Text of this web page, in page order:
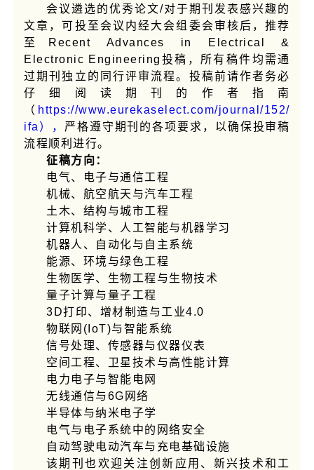
会议遴选的优秀论文/对于期刊发表感兴趣的
文章，可投至会议内经大会组委会审核后，推荐
至Recent Advances in Electrical &
Electronic Engineering投稿，所有稿件均需通
过期刊独立的同行评审流程。投稿前请作者务必
仔细阅读期刊的作者指南
（ https://www.eurekaselect.com/journal/152/
ifa）， 严格遵守期刊的各项要求，以确保投审稿
流程顺利进行。
征稿方向：
电气、电子与通信工程
机械、航空航天与汽车工程
土木、结构与城市工程
计算机科学、人工智能与机器学习
机器人、自动化与自主系统
能源、环境与绿色工程
生物医学、生物工程与生物技术
量子计算与量子工程
3D打印、增材制造与工业4.0
物联网(IoT)与智能系统
信号处理、传感器与仪器仪表
空间工程、卫星技术与高性能计算
电力电子与智能电网
无线通信与6G网络
半导体与纳米电子学
电气与电子系统中的网络安全
自动驾驶电动汽车与充电基础设施
该期刊也欢迎关注创新应用、新兴技术和工